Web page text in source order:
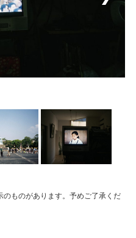
ものがあります。予めご了承くだ